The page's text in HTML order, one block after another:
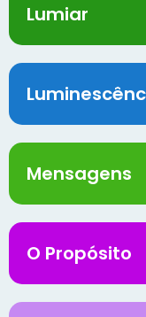
Lumiar
Mensagens
O Propósito